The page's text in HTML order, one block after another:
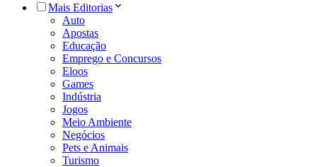
Mais Editorias
Auto
Apostas
Educação
Emprego e Concursos
Eloos
Games
Indústria
Jogos
Meio Ambiente
Negócios
Pets e Animais
Turismo